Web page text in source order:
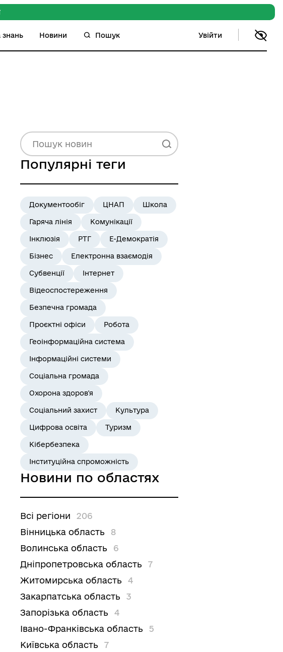
знань Новини Пошук Увійти
Популярні теги
Документообіг ЦНАП Школа
Гаряча лінія Комунікації
Інклюзія РТГ Е-Демократія
Бізнес Електронна взаємодія
Субвенції Інтернет
Відеоспостереження
Безпечна громада
Проєктні офіси Робота
Геоінформаційна система
Інформаційні системи
Соціальна громада
Охорона здоров'я
Соціальний захист Культура
Цифрова освіта Туризм
Кібербезпека
Інституційна спроможність
Новини по областях
Всі регіони
206
Вінницька область
8
Волинська область
6
Дніпропетровська область
7
Житомирська область
4
Закарпатська область
3
Запорізька область
4
Івано-Франківська область
5
Київська область
7